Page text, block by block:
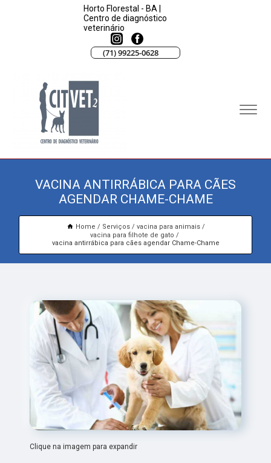
Horto Florestal - BA |
Centro de diagnóstico
veterinário
(71) 99225-0628
VACINA ANTIRRÁBICA PARA CÃES
AGENDAR CHAME-CHAME
Home Serviços
vacina para animais
vacina para filhote de gato
vacina antirrábica para cães agendar Chame-Chame
Clique na imagem para expandir